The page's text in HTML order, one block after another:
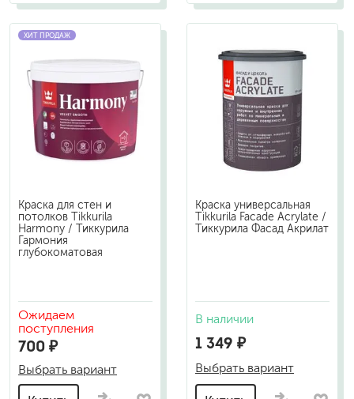
ХИТ ПРОДАЖ
Краска для стен и
потолков Tikkurila
Harmony / Тиккурила
Гармония
глубокоматовая
Ожидаем
поступления
700 ₽
Выбрать вариант
Краска универсальная
Tikkurila Facade Acrylate /
Тиккурила Фасад Акрилат
В наличии
1 349 ₽
Выбрать вариант